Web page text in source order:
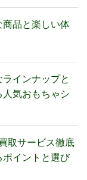
品と楽しい体
インナップと
気おもちゃシ
取サービス徹底
イントと選び